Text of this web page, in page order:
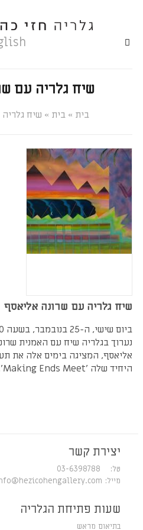
שיח גלריה עם
»
» שיח
שיח גלריה עם שרונה אליאסף
נערוך בגלריה שיח עם האמנית
אליאסף, המציגה בימים אלה את
היחיד שלה 'Making Ends Meet'.
יצירת קשר
טל: 03-6398788
מייל:
שעות פתיחת הגלריה
בתיאום מראש